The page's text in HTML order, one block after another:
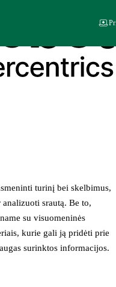
turinį bei skelbimus,
srautą. Be to,
su visuomeninės
kurie gali ją pridėti prie
surinktos informacijos.